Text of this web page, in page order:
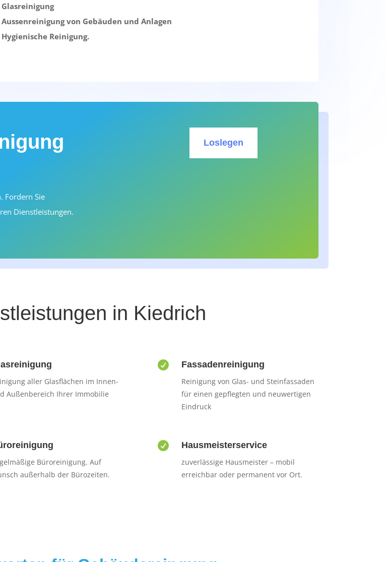
Glasreinigung
Aussenreinigung von Gebäuden und Anlagen
Hygienische Reinigung.
Fordern Sie
Dienstleistungen.
Loslegen
in Kiedrich
aller Glasflächen im Innen-
Außenbereich Ihrer Immobilie
 Fassadenreinigung
Reinigung von Glas- und Steinfassaden
für einen gepflegten und neuwertigen
Eindruck
Büroreinigung. Auf
außerhalb der Bürozeiten.
 Hausmeisterservice
zuverlässige Hausmeister – mobil
erreichbar oder permanent vor Ort.